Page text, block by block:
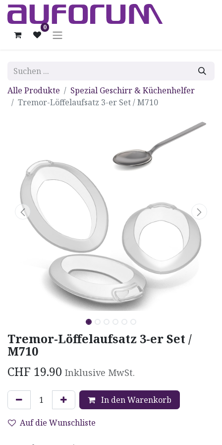
0
Alle Produkte
Spezial Geschirr & Küchenhelfer
Tremor-Löffelaufsatz 3-er Set / M710
Tremor-Löffelaufsatz 3-er Set /
M710
CHF 19.90 Inklusive MwSt.
In den Warenkorb
Auf die Wunschliste